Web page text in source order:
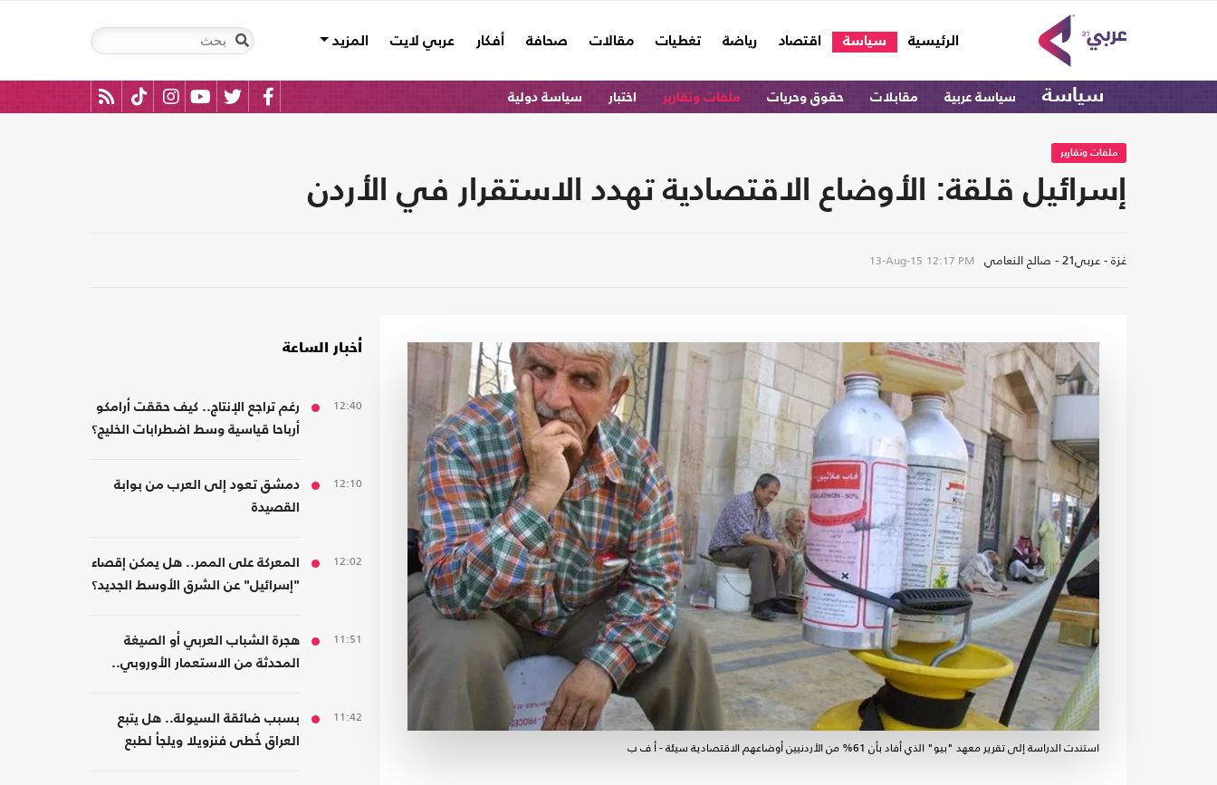
الرئيسية
(current) سياسة اقتصاد رياضة تغطيات مقالات صحافة أفكار عربي لايت المزيد
سياسة سياسة عربية مقابلات حقوق وحريات ملفات وتقارير اختبار سياسة دولية
ملفات وتقارير
إسرائيل قلقة: الأوضاع الاقتصادية تهدد الاستقرار في الأردن
غزة - عربي21 - صالح النعامي 13-Aug-15 12:17 PM
استندت الدراسة إلى تقرير معهد "بيو" الذي أفاد بأن 61% من الأردنيين أوضاعهم الاقتصادية سيئة - أ ف ب
أخبار الساعة
12:40
رغم تراجع الإنتاج.. كيف حققت أرامكو
أرباحا قياسية وسط اضطرابات الخليج؟
12:10
دمشق تعود إلى العرب من بوابة
القصيدة
12:02
المعركة على الممر.. هل يمكن إقصاء
"إسرائيل" عن الشرق الأوسط الجديد؟
11:51
هجرة الشباب العربي أو الصيغة
المحدثة من الاستعمار الأوروبي..
11:42
بسبب ضائقة السيولة.. هل يتبع
العراق خُطى فنزويلا ويلجأ لطبع